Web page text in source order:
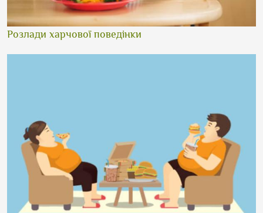
Розлади харчової поведінки